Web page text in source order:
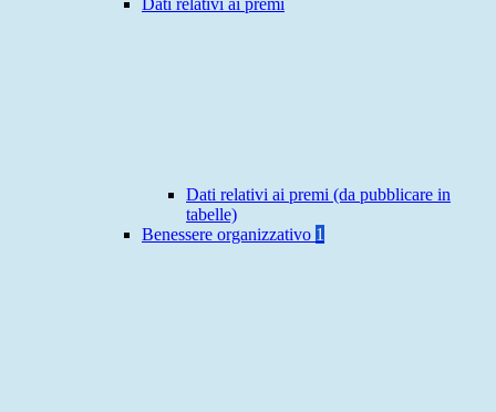
Dati relativi ai premi
Dati relativi ai premi (da pubblicare in
tabelle)
Benessere organizzativo 1